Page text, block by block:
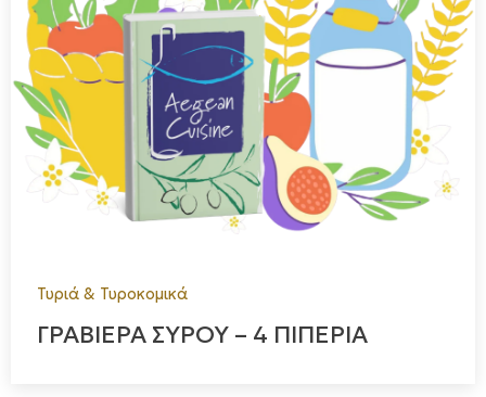
Τυριά & Τυροκομικά
ΓΡΑΒΙΕΡΑ ΣΥΡΟΥ – 4 ΠΙΠΕΡΙΑ